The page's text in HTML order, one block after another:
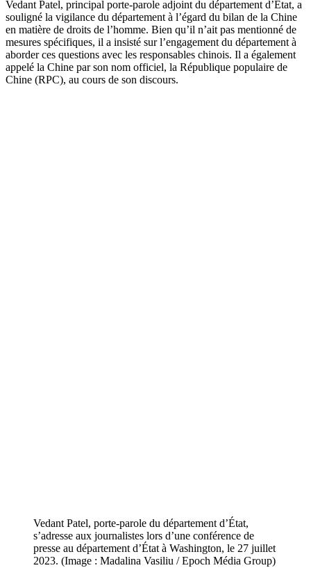
Vedant Patel, principal porte-parole adjoint du département d’État, a
souligné la vigilance du département à l’égard du bilan de la Chine
en matière de droits de l’homme. Bien qu’il n’ait pas mentionné de
mesures spécifiques, il a insisté sur l’engagement du département à
aborder ces questions avec les responsables chinois. Il a également
appelé la Chine par son nom officiel, la République populaire de
Chine (RPC), au cours de son discours.
Vedant Patel, porte-parole du département d’État,
s’adresse aux journalistes lors d’une conférence de
presse au département d’État à Washington, le 27 juillet
2023. (Image : Madalina Vasiliu / Epoch Média Group)